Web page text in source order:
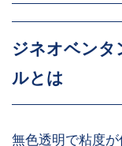
ジネオベンタ
ルとは
無色透明で粘度